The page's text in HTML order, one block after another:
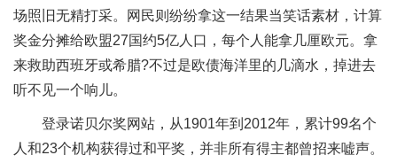
场照旧无精打采。网民则纷纷拿这一结果当笑话素材，计算
奖金分摊给欧盟27国约5亿人口，每个人能拿几厘欧元。拿
来救助西班牙或希腊?不过是欧债海洋里的几滴水，掉进去
听不见一个响儿。
登录诺贝尔奖网站，从1901年到2012年，累计99名个
人和23个机构获得过和平奖，并非所有得主都曾招来嘘声。